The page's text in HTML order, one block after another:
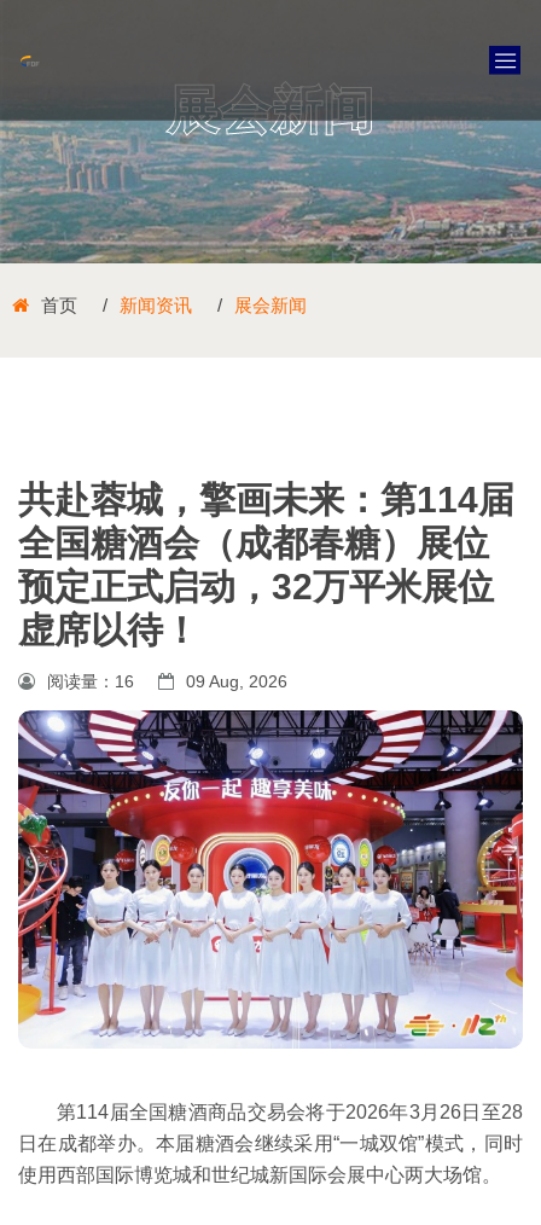
展会新闻
首页 新闻资讯 展会新闻
共赴蓉城，擎画未来：第114届
全国糖酒会（成都春糖）展位
预定正式启动，32万平米展位
虚席以待！
阅读量： 16 09 Aug, 2026
第114届全国糖酒商品交易会将于2026年3月26日至28
日在成都举办。本届糖酒会继续采用“一城双馆”模式，同时
使用西部国际博览城和世纪城新国际会展中心两大场馆。